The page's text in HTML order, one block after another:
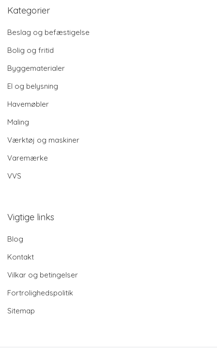
Kategorier
Beslag og befæstigelse
Bolig og fritid
Byggematerialer
El og belysning
Havemøbler
Maling
Værktøj og maskiner
Varemærke
VVS
Vigtige links
Blog
Kontakt
Vilkar og betingelser
Fortrolighedspolitik
Sitemap